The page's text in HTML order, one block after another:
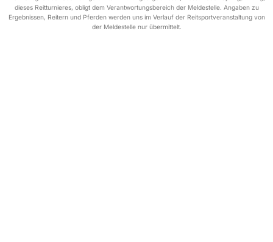
dieses Reitturnieres, obligt dem Verantwortungsbereich der Meldestelle. Angaben zu
Ergebnissen, Reitern und Pferden werden uns im Verlauf der Reitsportveranstaltung von
der Meldestelle nur übermittelt.